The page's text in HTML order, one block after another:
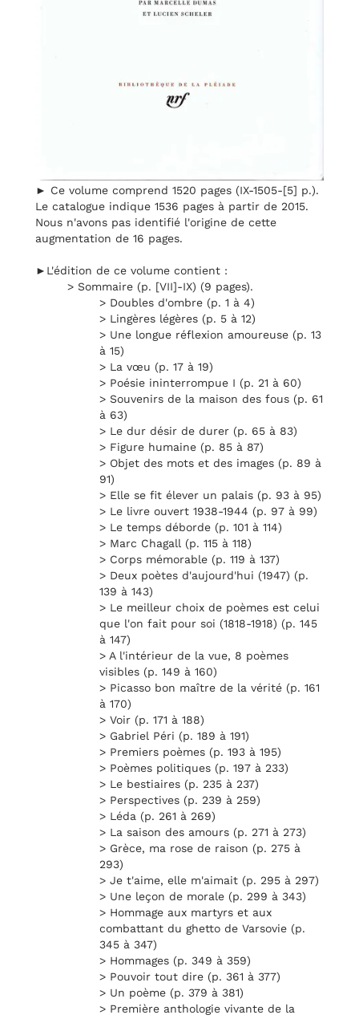
► Ce volume comprend 1520 pages (IX-1505-[5] p.).
Le catalogue indique 1536 pages à partir de 2015.
Nous n'avons pas identifié l'origine de cette
augmentation de 16 pages.
►L'édition de ce volume contient :
> Sommaire (p. [VII]-IX) (9 pages).
> Doubles d'ombre (p. 1 à 4)
> Lingères légères (p. 5 à 12)
> Une longue réflexion amoureuse (p. 13
à 15)
> La vœu (p. 17 à 19)
> Poésie ininterrompue I (p. 21 à 60)
> Souvenirs de la maison des fous (p. 61
à 63)
> Le dur désir de durer (p. 65 à 83)
> Figure humaine (p. 85 à 87)
> Objet des mots et des images (p. 89 à
91)
> Elle se fit élever un palais (p. 93 à 95)
> Le livre ouvert 1938-1944 (p. 97 à 99)
> Le temps déborde (p. 101 à 114)
> Marc Chagall (p. 115 à 118)
> Corps mémorable (p. 119 à 137)
> Deux poètes d'aujourd'hui (1947) (p.
139 à 143)
> Le meilleur choix de poèmes est celui
que l'on fait pour soi (1818-1918) (p. 145
à 147)
> A l'intérieur de la vue, 8 poèmes
visibles (p. 149 à 160)
> Picasso bon maître de la vérité (p. 161
à 170)
> Voir (p. 171 à 188)
> Gabriel Péri (p. 189 à 191)
> Premiers poèmes (p. 193 à 195)
> Poèmes politiques (p. 197 à 233)
> Le bestiaires (p. 235 à 237)
> Perspectives (p. 239 à 259)
> Léda (p. 261 à 269)
> La saison des amours (p. 271 à 273)
> Grèce, ma rose de raison (p. 275 à
293)
> Je t'aime, elle m'aimait (p. 295 à 297)
> Une leçon de morale (p. 299 à 343)
> Hommage aux martyrs et aux
combattant du ghetto de Varsovie (p.
345 à 347)
> Hommages (p. 349 à 359)
> Pouvoir tout dire (p. 361 à 377)
> Un poème (p. 379 à 381)
> Première anthologie vivante de la